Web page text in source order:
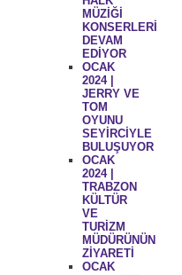
MÜZİĞİ
KONSERLERİ
DEVAM
EDİYOR
OCAK
2024 |
JERRY VE
TOM
OYUNU
SEYİRCİYLE
BULUŞUYOR
OCAK
2024 |
TRABZON
KÜLTÜR
VE
TURİZM
MÜDÜRÜNÜN
ZİYARETİ
OCAK